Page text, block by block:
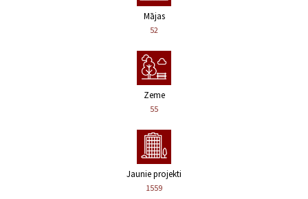
Mājas
52
Zeme
55
Jaunie projekti
1559